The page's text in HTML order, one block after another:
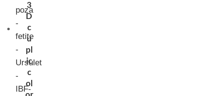
3
D
c
u
pl
ic
c
ol